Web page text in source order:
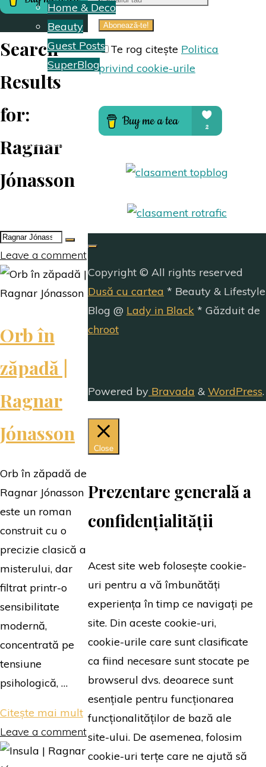
Home & Deco
Beauty
Guest Posts
SuperBlog
Despre mine
Search
Results
for:
Ragnar
Jónasson
Search
for:
Leave a comment
Orb în
zăpadă |
Ragnar
Jónasson
Orb în zăpadă de
Ragnar Jónasson
este un roman
construit cu o
precizie clasică a
misterului, dar
filtrat printr-o
sensibilitate
modernă,
concentrată pe
tensiune
psihologică, …
Citește mai mult"Orb
în
zăpadă
Leave a comment
Te rog citește Politica
privind cookie-urile
Copyright © All rights reserved
Dusă cu cartea * Beauty & Lifestyle
Blog @ Lady in Black * Găzduit de
chroot
Powered by Bravada & WordPress.
Close
Prezentare generală a
confidențialității
Acest site web folosește cookie-
uri pentru a vă îmbunătăți
experiența în timp ce navigați pe
site. Din aceste cookie-uri,
cookie-urile care sunt clasificate
ca fiind necesare sunt stocate pe
browserul dvs. deoarece sunt
esențiale pentru funcționarea
funcționalităților de bază ale
site-ului. De asemenea, folosim
cookie-uri terțe care ne ajută să